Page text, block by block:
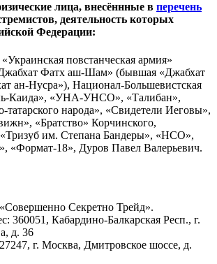
лица, внесённные в перечень
деятельность которых
Федерации:
повстанческая армия»
Фатх аш-Шам» (бывшая «Джабхат
ан-Нусра»), Национал-Большевистская
Каида», «УНА-УНСО», «Талибан»,
народа», «Свидетели Иеговы»,
«Братство» Корчинского,
им. Степана Бандеры», «НСО»,
«Формат-18», Дуров Павел Валерьевич.
Секретно Трейд».
360051, Кабардино-Балкарская Респ., г.
д. 36
г. Москва, Дмитровское шоссе, д.